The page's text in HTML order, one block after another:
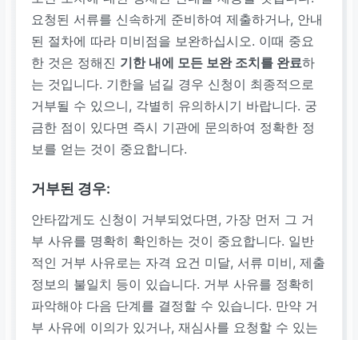
요청된 서류를 신속하게 준비하여 제출하거나, 안내
된 절차에 따라 미비점을 보완하십시오. 이때 중요
한 것은 정해진 기한 내에 모든 보완 조치를 완료하
는 것입니다. 기한을 넘길 경우 신청이 최종적으로
거부될 수 있으니, 각별히 유의하시기 바랍니다. 궁
금한 점이 있다면 즉시 기관에 문의하여 정확한 정
보를 얻는 것이 중요합니다.
거부된 경우:
안타깝게도 신청이 거부되었다면, 가장 먼저 그 거
부 사유를 명확히 확인하는 것이 중요합니다. 일반
적인 거부 사유로는 자격 요건 미달, 서류 미비, 제출
정보의 불일치 등이 있습니다. 거부 사유를 정확히
파악해야 다음 단계를 결정할 수 있습니다. 만약 거
부 사유에 이의가 있거나, 재심사를 요청할 수 있는